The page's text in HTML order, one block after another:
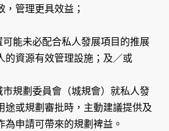
管理更具效益；
可能未必配合私人發展項目的推展
的資源有效管理設施；及／或
市規劃委員會（城規會）就私人發
途或規劃審批時，主動建議提供及
申請可帶來的規劃裨益。